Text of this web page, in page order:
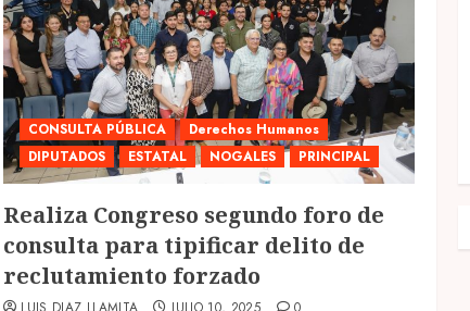
CONSULTA PÚBLICA
Derechos Humanos
DIPUTADOS
ESTATAL NOGALES PRINCIPAL
Realiza Congreso segundo foro de
consulta para tipificar delito de
reclutamiento forzado